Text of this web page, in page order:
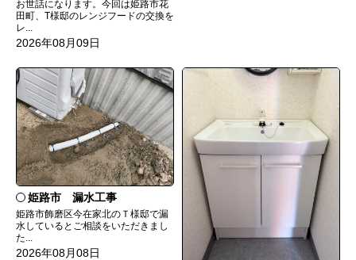
お世話になります。今回は姫路市花
田町、T様邸のレンジフードの交換を
レ...
2026年08月09日
姫路市 漏水工事
姫路市飾磨区今在家北のＴ様邸で漏
水しているとご相談をいただきまし
た...
2026年08月08日